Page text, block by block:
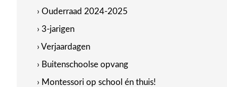
› Ouderraad 2024-2025
› 3-jarigen
› Verjaardagen
› Buitenschoolse opvang
› Montessori op school én thuis!